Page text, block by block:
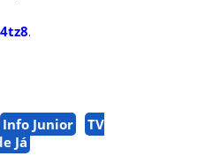
.
Info Junior
TV
Já